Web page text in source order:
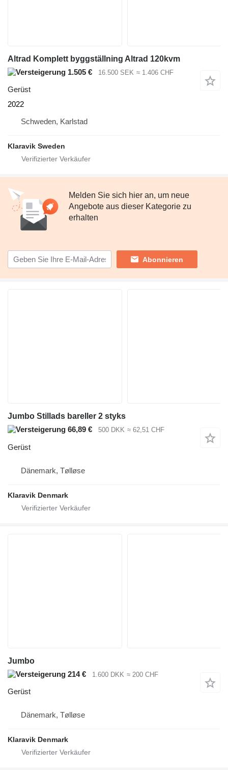
Altrad Komplett byggställning Altrad 120kvm
1.505 €
16.500 SEK ≈ 1.406 CHF
Gerüst
2022
Schweden, Karlstad
Klaravik Sweden
Melden Sie sich hier an, um neue
Angebote aus dieser Kategorie zu
erhalten
Abonnieren
Jumbo Stillads bareller 2 styks
66,89 €
500 DKK ≈ 62,51 CHF
Gerüst
Dänemark, Tølløse
Klaravik Denmark
Jumbo
214 €
1.600 DKK ≈ 200 CHF
Gerüst
Dänemark, Tølløse
Klaravik Denmark